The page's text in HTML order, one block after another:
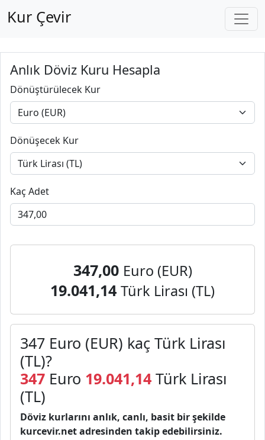
Kur Çevir
Anlık Döviz Kuru Hesapla
Dönüştürülecek Kur
Dönüşecek Kur
Kaç Adet
347,00 Euro (EUR)
19.041,14 Türk Lirası (TL)
347 Euro (EUR) kaç Türk Lirası
(TL)?
347 Euro 19.041,14 Türk Lirası
(TL)
Döviz kurlarını anlık, canlı, basit bir şekilde
kurcevir.net adresinden takip edebilirsiniz.